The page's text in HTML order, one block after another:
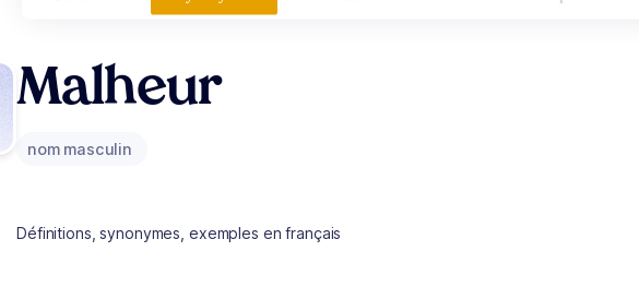
Malheur
nom masculin
Définitions, synonymes, exemples en français